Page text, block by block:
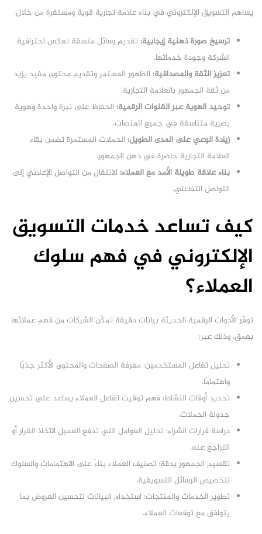
يساهم التسويق الإلكتروني في بناء علامة تجارية قوية ومستقرة من خلال:
ترسيخ صورة ذهنية إيجابية: تقديم رسائل متسقة تعكس احترافية
الشركة وجودة خدماتها.
تعزيز الثقة والمصداقية: الظهور المستمر وتقديم محتوى مفيد يزيد
من ثقة الجمهور بالعلامة التجارية.
توحيد الهوية عبر القنوات الرقمية: الحفاظ على نبرة واحدة وهوية
بصرية متناسقة في جميع المنصات.
زيادة الوعي على المدى الطويل: الحملات المستمرة تضمن بقاء
العلامة التجارية حاضرة في ذهن الجمهور.
بناء علاقة طويلة الأمد مع العملاء: الانتقال من التواصل الإعلاني إلى
التواصل التفاعلي.
كيف تساعد خدمات التسويق
الإلكتروني في فهم سلوك
العملاء؟
توفّر الأدوات الرقمية الحديثة بيانات دقيقة تمكّن الشركات من فهم عملائها
بعمق، وذلك عبر:
تحليل تفاعل المستخدمين: معرفة الصفحات والمحتوى الأكثر جذبًا
واهتمامًا.
تحديد أوقات النشاط: فهم توقيت تفاعل العملاء يساعد على تحسين
جدولة الحملات.
دراسة قرارات الشراء: تحليل العوامل التي تدفع العميل لاتخاذ القرار أو
التراجع عنه.
تقسيم الجمهور بدقة: تصنيف العملاء بناءً على الاهتمامات والسلوك
لتخصيص الرسائل التسويقية.
تطوير الخدمات والمنتجات: استخدام البيانات لتحسين العروض بما
يتوافق مع توقعات العملاء.